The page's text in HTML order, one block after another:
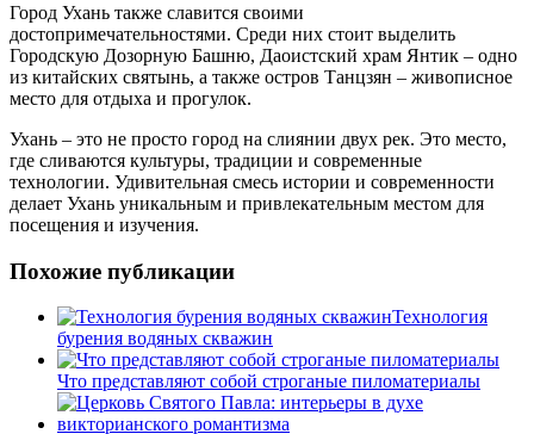
Город Ухань также славится своими
достопримечательностями. Среди них стоит выделить
Городскую Дозорную Башню, Даоистский храм Янтик – одно
из китайских святынь, а также остров Танцзян – живописное
место для отдыха и прогулок.
Ухань – это не просто город на слиянии двух рек. Это место,
где сливаются культуры, традиции и современные
технологии. Удивительная смесь истории и современности
делает Ухань уникальным и привлекательным местом для
посещения и изучения.
Похожие публикации
Технология
бурения водяных скважин
Что представляют собой строганые пиломатериалы